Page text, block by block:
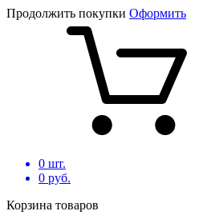
Продолжить покупки Оформить
0 шт.
0 руб.
Корзина товаров